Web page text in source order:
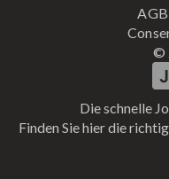
Die schnelle
Finden Sie hier die
AGB
©